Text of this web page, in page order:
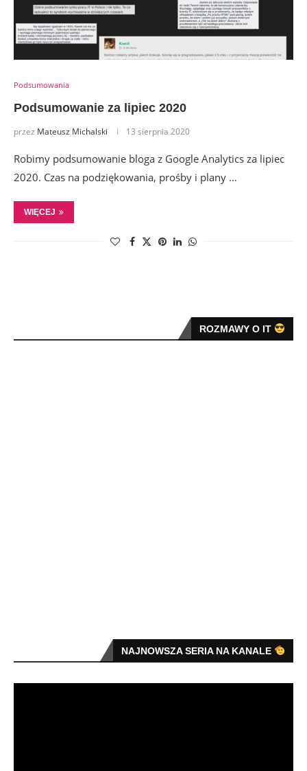
Podsumowania
Podsumowanie za lipiec 2020
przez Mateusz Michalski 13 sierpnia 2020
Robimy podsumowanie bloga z Google Analytics za lipiec
2020. Czas na podziękowania, prośby i plany …
WIĘCEJ
ROZMAWY O IT
NAJNOWSZA SERIA NA KANALE